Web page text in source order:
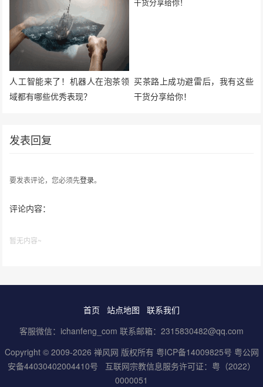
人工智能来了！机器人在泡茶领
域都有哪些优秀表现？
买茶路上成功避雷后，我有这些
干货分享给你！
发表回复
要发表评论，您必须先登录。
评论内容：
暂无内容~
首页 站点地图
联系我们
客服微信：ichanfeng_com 联系邮箱：2315830482@qq.com
Copyright © 2009-2026 禅风网 版权所有 粤ICP备14009825号 粤公网
安备44030402004410号
互联网宗教信息服务许可证：粤（2022）
0000051